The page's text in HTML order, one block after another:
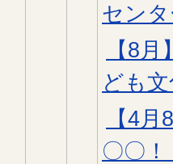
センタ
【8
ども文
【4
〇〇！